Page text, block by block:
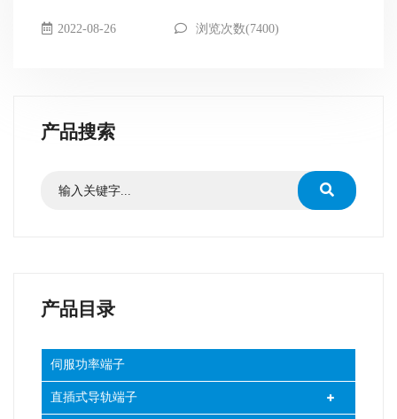
2022-08-26 浏览次数(7400)
产品搜索
产品目录
伺服功率端子
直插式导轨端子